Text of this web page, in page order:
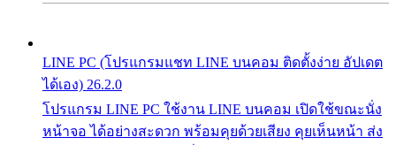
LINE PC (โปรแกรมแชท LINE บนคอม ติดตั้งง่าย อัปเดต
ได้เอง) 26.2.0
โปรแกรม LINE PC ใช้งาน LINE บนคอม เปิดใช้ขณะนั่ง
หน้าจอ ได้อย่างสะดวก พร้อมคุยด้วยเสียง คุยเห็นหน้า ส่ง